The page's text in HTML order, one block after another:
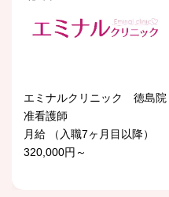
エミナルクリニック 徳島院
准看護師
月給 （入職7ヶ月目以降）
320,000円～